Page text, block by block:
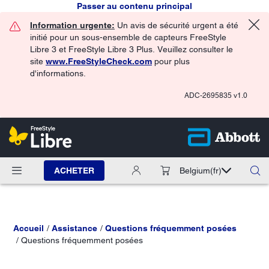
Passer au contenu principal
Information urgente: Un avis de sécurité urgent a été
initié pour un sous-ensemble de capteurs FreeStyle
Libre 3 et FreeStyle Libre 3 Plus. Veuillez consulter le
site www.FreeStyleCheck.com pour plus
d'informations.
ADC-2695835 v1.0
ACHETER Belgium(fr)
Accueil Assistance
Questions fréquemment posées
Questions fréquemment posées